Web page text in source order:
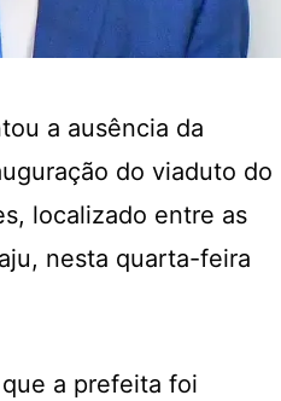
a ausência da
do viaduto do
localizado entre as
nesta quarta-feira
a prefeita foi